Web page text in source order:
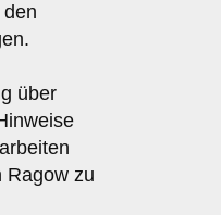
über
Ragow zu